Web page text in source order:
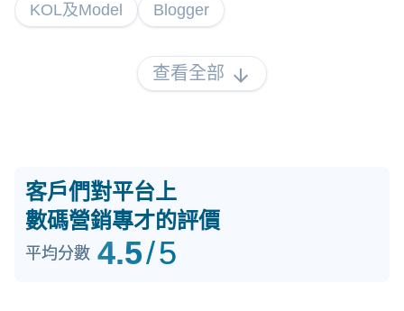
KOL及Model Blogger
查看全部
客戶們對平台上
數碼營銷專才的評價
平均分數 4.5/5